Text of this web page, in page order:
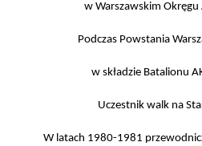
w Warszawskim
Podczas Powstania
w składzie Batalionu
Uczestnik walk na
W latach 1980-1981